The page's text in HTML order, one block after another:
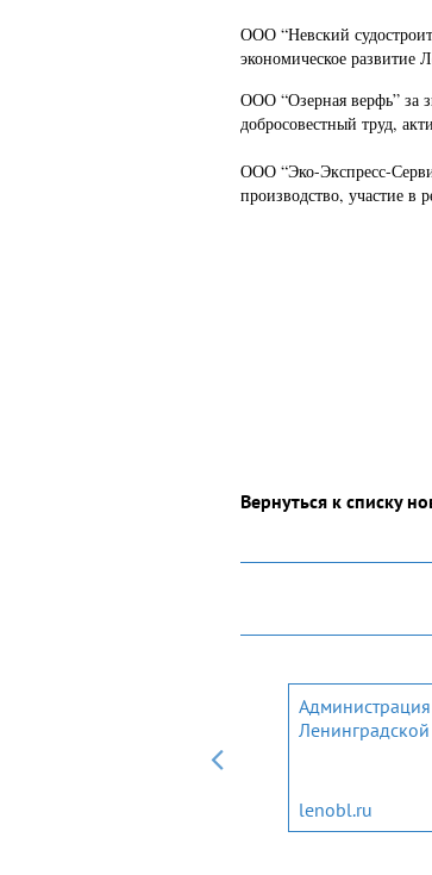
ООО “Невский
экономическое развитие
ООО “Озерная верфь” за
добросовестный труд,
ООО “Эко-Экспресс-
производство, участие
Вернуться к списку
Администрация
lenobl.ru